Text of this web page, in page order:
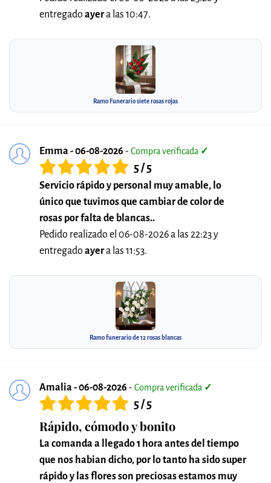
entregado ayera las 10:47.
Ramo Funerario siete rosas rojas
Emma - 06-08-2026 - Compra verificada ✓
5 / 5
Servicio rápido y personal muy amable, lo
único que tuvimos que cambiar de color de
rosas por falta de blancas..
Pedido realizado el 06-08-2026 a las 22:23 y
entregado ayera las 11:53.
Ramo funerario de 12 rosas blancas
Amalia - 06-08-2026 - Compra verificada ✓
5 / 5
Rápido, cómodo y bonito
La comanda a llegado 1 hora antes del tiempo
que nos habian dicho, por lo tanto ha sido super
rápido y las flores son preciosas estamos muy